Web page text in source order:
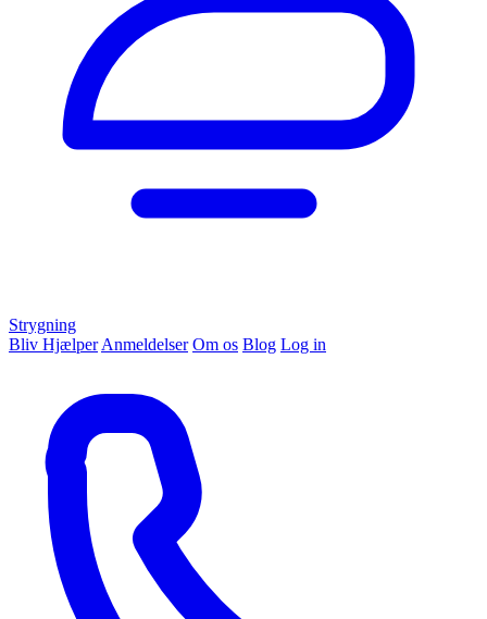
Strygning
Bliv Hjælper Anmeldelser Om os Blog Log in